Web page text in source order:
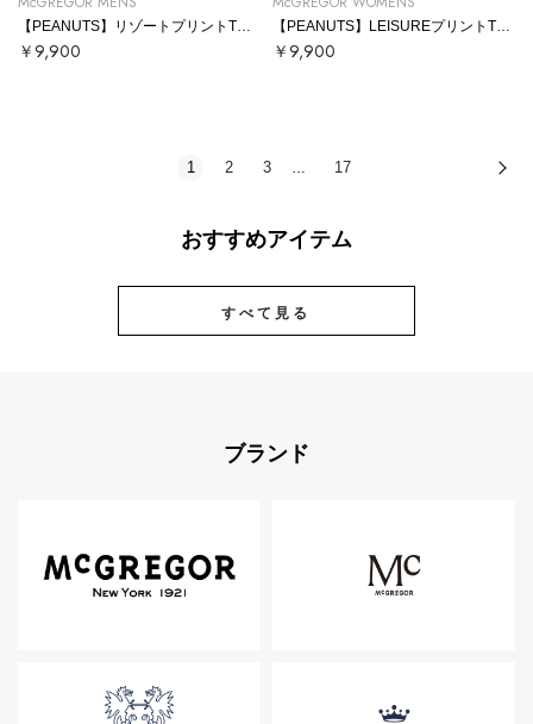
【PEANUTS】リゾートプリントTシャツ
￥9,900
【PEANUTS】LEISUREプリントTシャツ
￥9,900
1 2 3 … 17
おすすめアイテム
すべて見る
ブランド